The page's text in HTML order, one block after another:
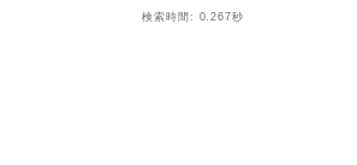
検索時間: 0.267秒